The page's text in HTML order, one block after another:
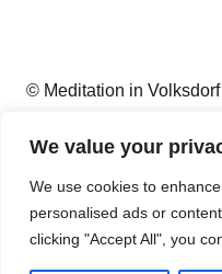
We value your
We use cookies to
personalised ads or
clicking "Accept All", you
© Meditation in
Datenschutz